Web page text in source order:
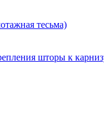
тесьма)
шторы к